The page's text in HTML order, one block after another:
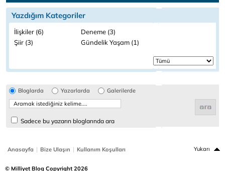
Yazdığım Kategoriler
İlişkiler (6)
Deneme (3)
Şiir (3)
Gündelik Yaşam (1)
Bloglarda Yazarlarda Galerilerde
Sadece bu yazarın bloglarında ara
Anasayfa | Bize Ulaşın | Kullanım Koşulları Yukarı
© Milliyet Blog Copyright 2026